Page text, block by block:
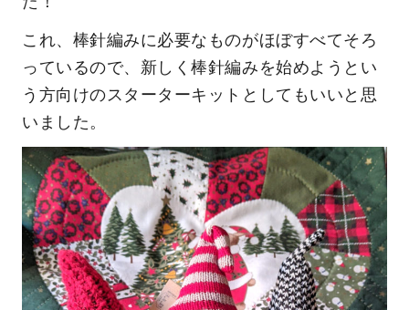
これ、棒針編みに必要なものがほぼすべてそろ
っているので、新しく棒針編みを始めようとい
う方向けのスターターキットとしてもいいと思
いました。